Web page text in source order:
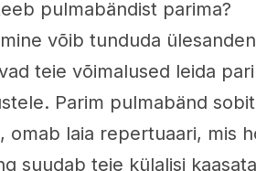
pulmabändist parima?
võib tunduda
teie võimalused leida
Parim pulmabänd
omab laia repertuaari, mis
suudab teie külalisi